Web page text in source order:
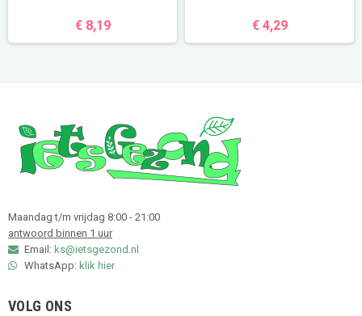
€ 8,19 € 4,29
Maandag t/m vrijdag 8:00 - 21:00
antwoord binnen 1 uur
Email: ks@ietsgezond.nl
WhatsApp: klik hier
VOLG ONS